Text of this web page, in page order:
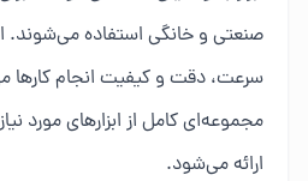
صنعتی و خانگی استفاده می‌شوند.
سرعت، دقت و کیفیت انجام
مجموعه‌ای کامل از ابزارهای مورد
ارائه می‌شود.